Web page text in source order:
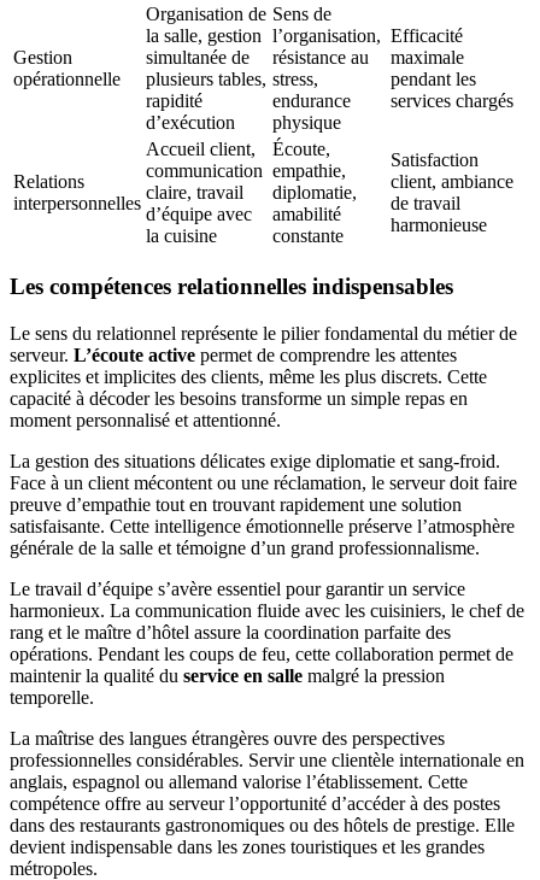
Gestion
opérationnelle
Organisation de
la salle, gestion
simultanée de
plusieurs tables,
rapidité
d’exécution
Sens de
l’organisation,
résistance au
stress,
endurance
physique
Efficacité
maximale
pendant les
services chargés
Relations
interpersonnelles
Accueil client,
communication
claire, travail
d’équipe avec
la cuisine
Écoute,
empathie,
diplomatie,
amabilité
constante
Satisfaction
client, ambiance
de travail
harmonieuse
Les compétences relationnelles indispensables
Le sens du relationnel représente le pilier fondamental du métier de
serveur. L’écoute active permet de comprendre les attentes
explicites et implicites des clients, même les plus discrets. Cette
capacité à décoder les besoins transforme un simple repas en
moment personnalisé et attentionné.
La gestion des situations délicates exige diplomatie et sang-froid.
Face à un client mécontent ou une réclamation, le serveur doit faire
preuve d’empathie tout en trouvant rapidement une solution
satisfaisante. Cette intelligence émotionnelle préserve l’atmosphère
générale de la salle et témoigne d’un grand professionnalisme.
Le travail d’équipe s’avère essentiel pour garantir un service
harmonieux. La communication fluide avec les cuisiniers, le chef de
rang et le maître d’hôtel assure la coordination parfaite des
opérations. Pendant les coups de feu, cette collaboration permet de
maintenir la qualité du service en salle malgré la pression
temporelle.
La maîtrise des langues étrangères ouvre des perspectives
professionnelles considérables. Servir une clientèle internationale en
anglais, espagnol ou allemand valorise l’établissement. Cette
compétence offre au serveur l’opportunité d’accéder à des postes
dans des restaurants gastronomiques ou des hôtels de prestige. Elle
devient indispensable dans les zones touristiques et les grandes
métropoles.